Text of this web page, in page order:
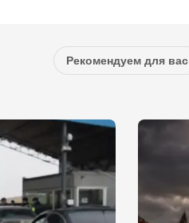
Рекомендуем для вас